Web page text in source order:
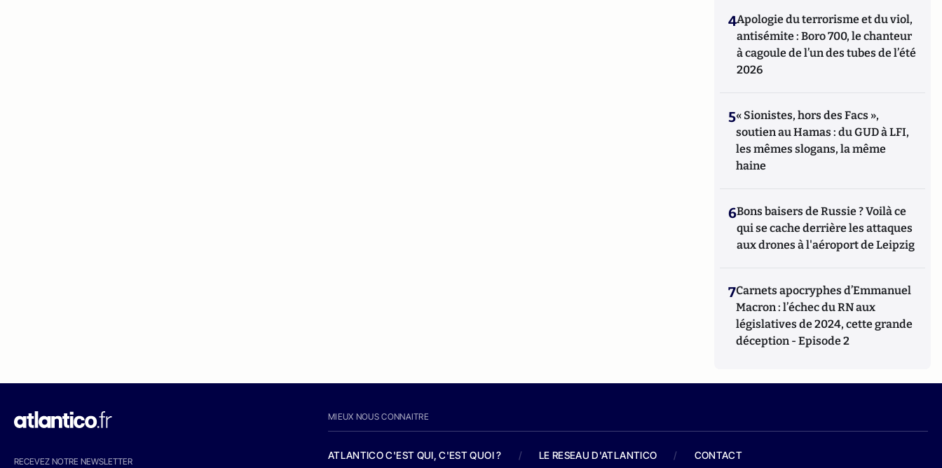
4Apologie du terrorisme et du viol,
antisémite : Boro 700, le chanteur
à cagoule de l’un des tubes de l’été
2026
5« Sionistes, hors des Facs »,
soutien au Hamas : du GUD à LFI,
les mêmes slogans, la même
haine
6Bons baisers de Russie ? Voilà ce
qui se cache derrière les attaques
aux drones à l'aéroport de Leipzig
7Carnets apocryphes d’Emmanuel
Macron : l’échec du RN aux
législatives de 2024, cette grande
déception - Episode 2
RECEVEZ NOTRE NEWSLETTER
MIEUX NOUS CONNAITRE
ATLANTICO C'EST QUI, C'EST QUOI ? / LE RESEAU D'ATLANTICO / CONTACT